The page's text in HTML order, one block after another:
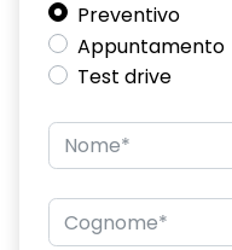
Preventivo
Appuntamento
Test drive